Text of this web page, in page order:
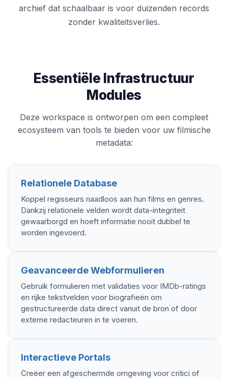
archief dat schaalbaar is voor duizenden records
zonder kwaliteitsverlies.
Essentiële Infrastructuur
Modules
Deze workspace is ontworpen om een compleet
ecosysteem van tools te bieden voor uw filmische
metadata:
Relationele Database
Koppel regisseurs naadloos aan hun films en genres.
Dankzij relationele velden wordt data-integriteit
gewaarborgd en hoeft informatie nooit dubbel te
worden ingevoerd.
Geavanceerde Webformulieren
Gebruik formulieren met validaties voor IMDb-ratings
en rijke tekstvelden voor biografieën om
gestructureerde data direct vanuit de bron of door
externe redacteuren in te voeren.
Interactieve Portals
Creëer een afgeschermde omgeving voor critici of